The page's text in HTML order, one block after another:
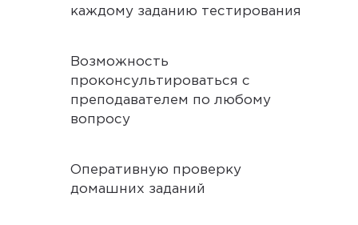
каждому заданию тестирования
Возможность
проконсультироваться с
преподавателем по любому
вопросу
Оперативную проверку
домашних заданий